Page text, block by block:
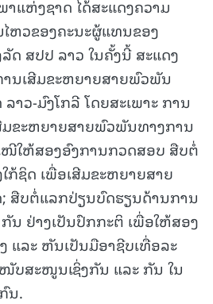
ແຫ່ງຊາດ ໄດ້ສະແດງຄວາມ
ໄຫວຂອງຄະນະຜູ້ແທນຂອງ
ສປປ ລາວ ໃນຄັ້ງນີ້ ສະແດງ
ການເສີມຂະຫຍາຍສາຍພົວພັນ
າວ-ມົງໂກລີ ໂດຍສະເພາະ ການ
ມຂະຫຍາຍສາຍພົວພັນທາງການ
ໜີໃຫ້ສອງອົງການກວດສອບ ສືບຕໍ່
ຊິດ ເພື່ອເສີມຂະຫຍາຍສາຍ
ສືບຕໍ່ແລກປ່ຽນບົດຮຽນດ້ານການ
ນ ຢ່າງເປັນປົກກະຕິ ເພື່ອໃຫ້ສອງ
ແລະ ຫັນເປັນມືອາຊີບເທື່ອລະ
ບສະໜູນເຊິ່ງກັນ ແລະ ກັນ ໃນ
ນ.